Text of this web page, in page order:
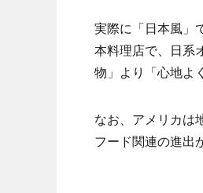
実際に「日本風」
本料理店で、日系
物」より「心地よ
なお、アメリカは
フード関連の進出